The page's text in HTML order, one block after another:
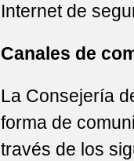
Internet de
Canales de
La Consejería
forma de
través de los